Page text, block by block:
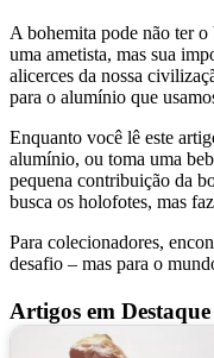
A bohemita pode não ter
uma ametista, mas sua
alicerces da nossa
para o alumínio que
Enquanto você lê este
alumínio, ou toma uma
pequena contribuição da
busca os holofotes, mas
Para colecionadores,
desafio – mas para o
Artigos em Destaque